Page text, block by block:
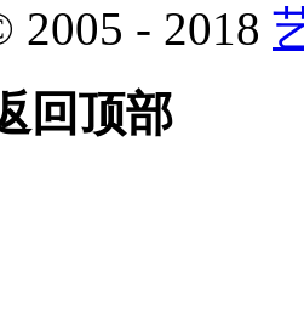
2005 - 2018
回顶部